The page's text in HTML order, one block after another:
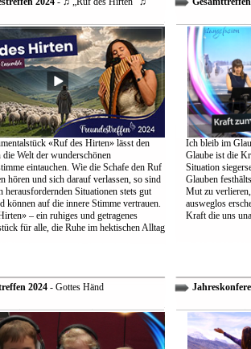
«Ruf des Hirten» lässt den
Welt der wunderschönen
eintauchen. Wie die Schafe den Ruf
hören und sich darauf verlassen, so sind
herausfordernden Situationen stets gut
können auf die innere Stimme vertrauen.
– ein ruhiges und getragenes
für alle, die Ruhe im hektischen Alltag
Ich bleib im
Glaube ist die
Situation
Glauben
Mut zu
ausweglos
Kraft die uns
2024- Gottes Händ